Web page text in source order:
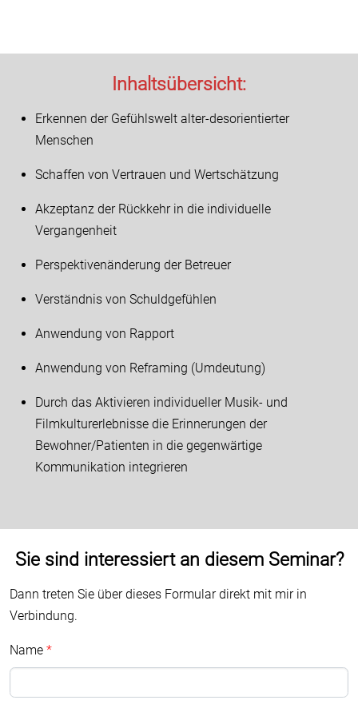
Inhaltsübersicht:
Erkennen der Gefühlswelt alter-desorientierter
Menschen
Schaffen von Vertrauen und Wertschätzung
Akzeptanz der Rückkehr in die individuelle
Vergangenheit
Perspektivenänderung der Betreuer
Verständnis von Schuldgefühlen
Anwendung von Rapport
Anwendung von Reframing (Umdeutung)
Durch das Aktivieren individueller Musik- und
Filmkulturerlebnisse die Erinnerungen der
Bewohner/Patienten in die gegenwärtige
Kommunikation integrieren
Sie sind interessiert an diesem Seminar?
Dann treten Sie über dieses Formular direkt mit mir in
Verbindung.
Name